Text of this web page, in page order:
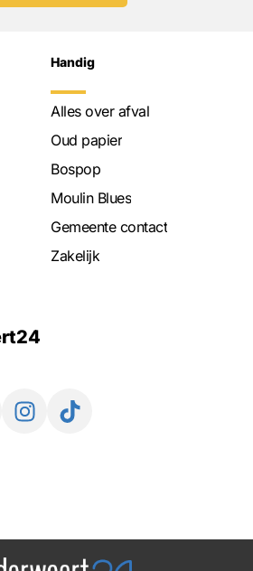
Handig
Alles over afval
Oud papier
Bospop
Moulin Blues
Gemeente contact
Zakelijk